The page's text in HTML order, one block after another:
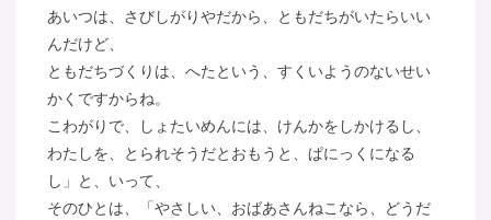
あいつは、さびしがりやだから、ともだちがいたらいい
んだけど、
ともだちづくりは、へたという、すくいようのないせい
かくですからね。
こわがりで、しょたいめんには、けんかをしかけるし、
わたしを、とられそうだとおもうと、ぱにっくになる
し」と、いって、
そのひとは、「やさしい、おばあさんねこなら、どうだ